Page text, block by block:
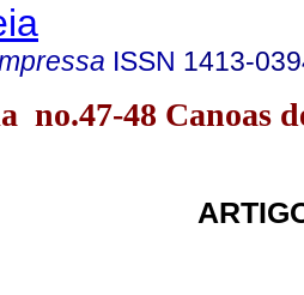
ISSN 1413-
no.47-48 Canoas